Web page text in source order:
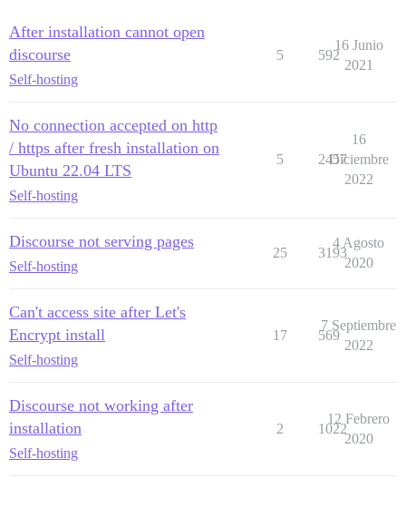
After installation cannot open
discourse
Self-hosting
5 592
16 Junio
2021
No connection accepted on http
/ https after fresh installation on
Ubuntu 22.04 LTS
Self-hosting
5 2457
16
Diciembre
2022
Discourse not serving pages
Self-hosting
25 3193
4 Agosto
2020
Can't access site after Let's
Encrypt install
Self-hosting
17 569
7 Septiembre
2022
Discourse not working after
installation
Self-hosting
2 1022
12 Febrero
2020